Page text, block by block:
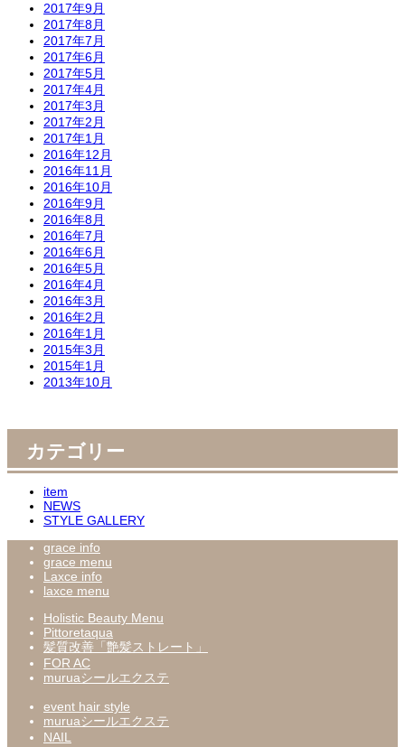
2017年9月
2017年8月
2017年7月
2017年6月
2017年5月
2017年4月
2017年3月
2017年2月
2017年1月
2016年12月
2016年11月
2016年10月
2016年9月
2016年8月
2016年7月
2016年6月
2016年5月
2016年4月
2016年3月
2016年2月
2016年1月
2015年3月
2015年1月
2013年10月
カテゴリー
item
NEWS
STYLE GALLERY
grace info
grace menu
Laxce info
laxce menu
Holistic Beauty Menu
Pittoretaqua
髪質改善「艶髪ストレート」
FOR AC
muruaシールエクステ
event hair style
muruaシールエクステ
NAIL